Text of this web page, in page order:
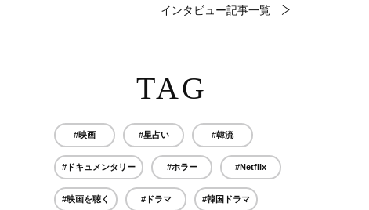
インタビュー記事一覧
TAG
#映画 #星占い #韓流
#ドキュメンタリー #ホラー #Netflix
#映画を聴く #ドラマ #韓国ドラマ